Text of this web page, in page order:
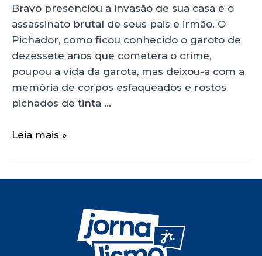
Bravo presenciou a invasão de sua casa e o
assassinato brutal de seus pais e irmão. O
Pichador, como ficou conhecido o garoto de
dezessete anos que cometera o crime,
poupou a vida da garota, mas deixou-a com a
memória de corpos esfaqueados e rostos
pichados de tinta …
Leia mais »